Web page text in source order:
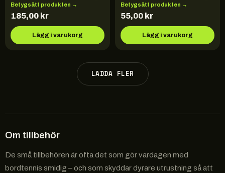
Betygsätt produkten →
185,00 kr
Lägg i varukorg
Betygsätt produkten →
55,00 kr
Lägg i varukorg
LADDA FLER
Om tillbehör
De små tillbehören är ofta det som gör vardagen med
bordtennis smidig – och som skyddar dyrare utrustning så att